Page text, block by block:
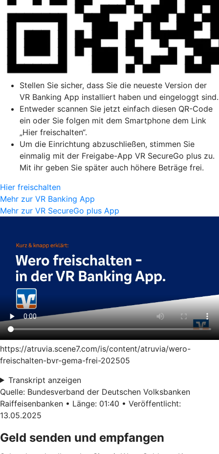
Stellen Sie sicher, dass Sie die neueste Version der
VR Banking App installiert haben und eingeloggt sind.
Entweder scannen Sie jetzt einfach diesen QR-Code
ein oder Sie folgen mit dem Smartphone dem Link
„Hier freischalten“.
Um die Einrichtung abzuschließen, stimmen Sie
einmalig mit der Freigabe-App VR SecureGo plus zu.
Mit ihr geben Sie später auch höhere Beträge frei.
Hier freischalten
Mehr zur VR Banking App
Mehr zur VR SecureGo plus App
https://atruvia.scene7.com/is/content/atruvia/wero-
freischalten-bvr-gema-frei-202505
Transkript anzeigen
Quelle: Bundesverband der Deutschen Volksbanken
Raiffeisenbanken • Länge: 01:40 • Veröffentlicht:
13.05.2025
Geld senden und empfangen